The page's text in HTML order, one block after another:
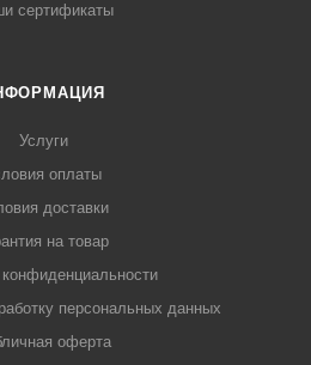
сертификаты
Услуги
оплаты
доставки
на товар
персональных данных
оферта